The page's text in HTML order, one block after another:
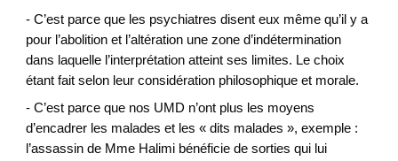
- C’est parce que les psychiatres disent eux même qu’il y a
pour l’abolition et l’altération une zone d’indétermination
dans laquelle l’interprétation atteint ses limites. Le choix
étant fait selon leur considération philosophique et morale.
- C’est parce que nos UMD n’ont plus les moyens
d’encadrer les malades et les « dits malades », exemple :
l’assassin de Mme Halimi bénéficie de sorties qui lui